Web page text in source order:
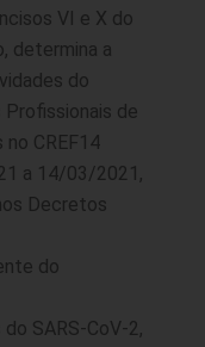
VI e X do
determina a
do
Profissionais de
CREF14
a 14/03/2021,
Decretos
do
SARS-CoV-2,